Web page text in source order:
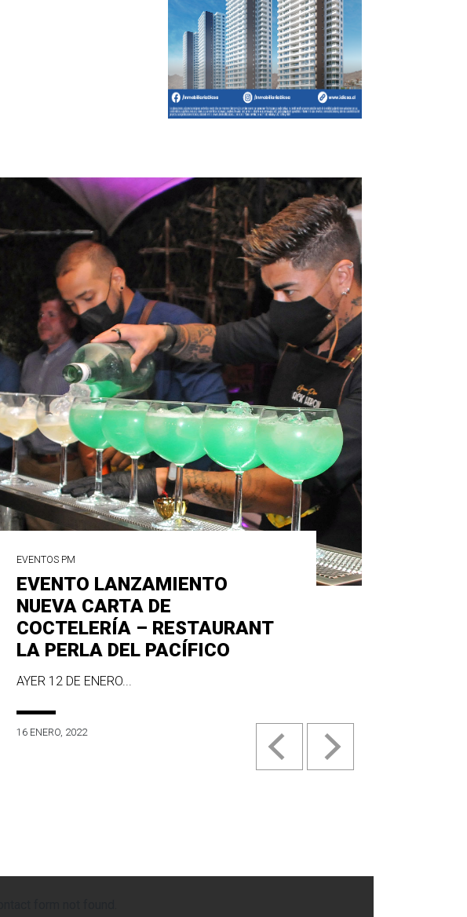
EVENTOS PM
EVENTO LANZAMIENTO
NUEVA CARTA DE
COCTELERÍA – RESTAURANT
LA PERLA DEL PACÍFICO
AYER 12 DE ENERO...
16 ENERO, 2022